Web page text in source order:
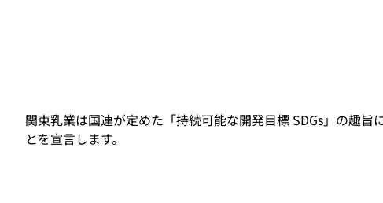
関東乳業は国連が定めた「持続可能な開発目標 SDGs」の趣
とを宣言します。